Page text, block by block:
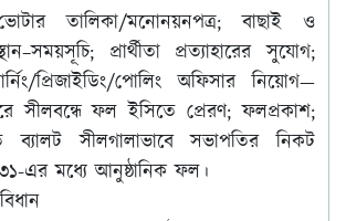
তালিকা/মনোনয়নপত্র; বাছাই ও
প্রার্থীতা প্রত্যাহারের সুযোগ;
প্রিজাইডিং/পোলিং অফিসার নিয়োগ—
সীলবন্ধে ফল ইসিতে প্রেরণ; ফলপ্রকাশ;
ব্যালট সীলগালাভাবে সভাপতির নিকট
৩১-এর মধ্যে আনুষ্ঠানিক ফল।